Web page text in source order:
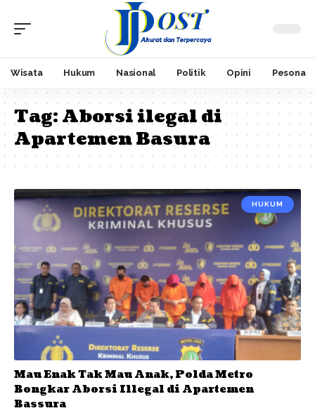
Wisata Hukum Nasional Politik Opini Pesona
Tag:Aborsi ilegal di
Apartemen Basura
HUKUM
Mau Enak Tak Mau Anak, Polda Metro
Bongkar Aborsi Illegal di Apartemen
Bassura